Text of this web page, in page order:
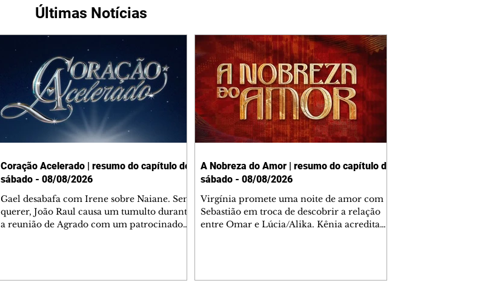
Últimas Notícias
Coração Acelerado | resumo do capítulo de
sábado - 08/08/2026
Gael desabafa com Irene sobre Naiane. Sem
querer, João Raul causa um tumulto durante
a reunião de Agrado com um patrocinador.
A Nobreza do Amor | resumo do capítulo de
sábado - 08/08/2026
Virgínia promete uma noite de amor com
Sebastião em troca de descobrir a relação
entre Omar e Lúcia/Alika. Kênia acredita